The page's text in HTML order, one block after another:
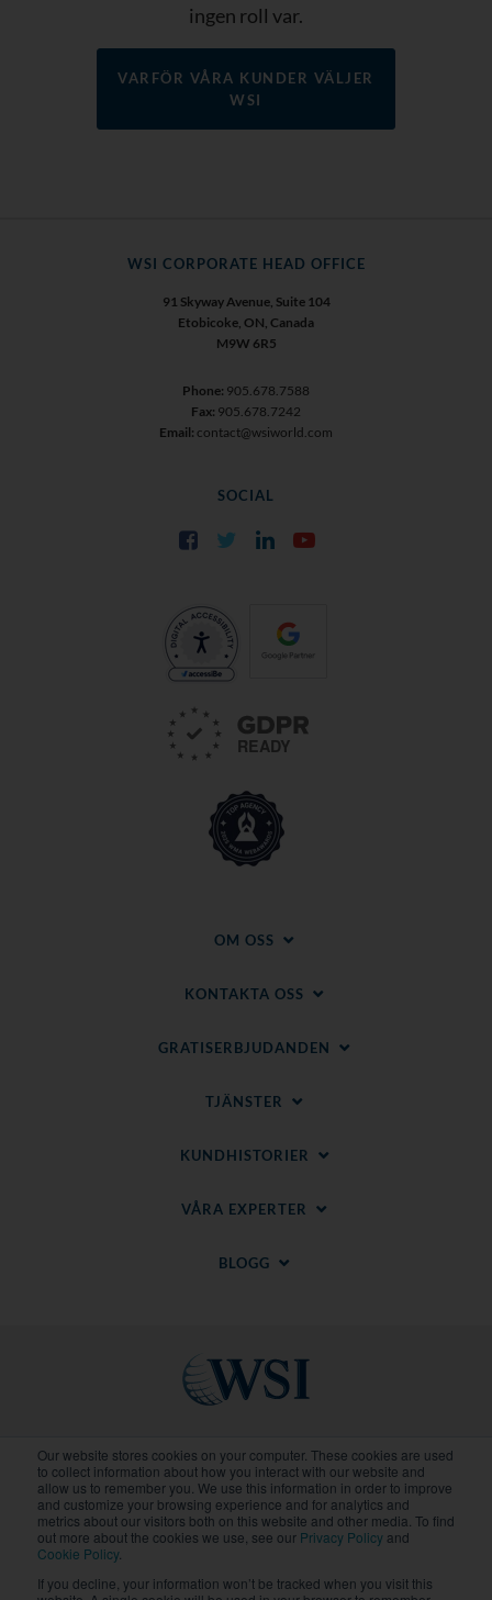
Our website stores cookies on your computer. These cookies are used
to collect information about how you interact with our website and
allow us to remember you. We use this information in order to improve
and customize your browsing experience and for analytics and
metrics about our visitors both on this website and other media. To find
out more about the cookies we use, see our Privacy Policy and
Cookie Policy.
If you decline, your information won’t be tracked when you visit this
ingen roll var.
VARFÖR VÅRA KUNDER VÄLJER
WSI
WSI CORPORATE HEAD OFFICE
91 Skyway Avenue, Suite 104
Etobicoke, ON, Canada
M9W 6R5
Phone: 905.678.7588
Fax: 905.678.7242
Email: contact@wsiworld.com
SOCIAL
FacebookTwitter LinkedIn
OM OSS
KONTAKTA OSS
GRATISERBJUDANDEN
TJÄNSTER
KUNDHISTORIER
VÅRA EXPERTER
BLOGG
© 2020- 2026WSI. Alla rättigheter förbehållna. WSI
ICE och WSI IM är registrerade varumärken för
RAM.
Varje WSI-franchise är ett självständigt ägt och
Regionala Webbplatser